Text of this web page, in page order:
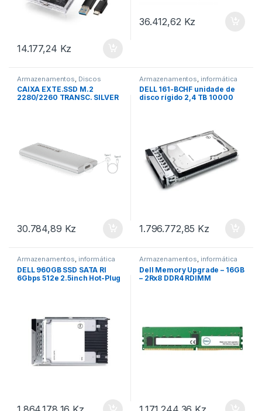
14.177,24 Kz
36.412,62 Kz
Armazenamentos Discos
Externos
CAIXA EXTE.SSD M.2
2280/2260 TRANSC. SILVER
30.784,89 Kz
Armazenamentos informática
DELL 161-BCHF unidade de
disco rígido 2,4 TB 10000
1.796.772,85 Kz
Armazenamentos, informática
DELL 960GB SSD SATA RI
6Gbps 512e 2.5inch Hot-Plug
Armazenamentos, informática
Dell Memory Upgrade – 16GB
– 2Rx8 DDR4 RDIMM